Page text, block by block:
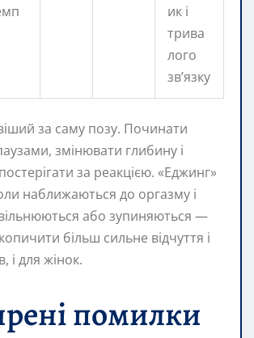
ик і
трива
лого
зв’язку
за саму позу. Починати
змінювати глибину і
за реакцією. «Еджинг»
наближаються до оргазму і
або зупиняються —
більш сильне відчуття і
і для жінок.
помилки